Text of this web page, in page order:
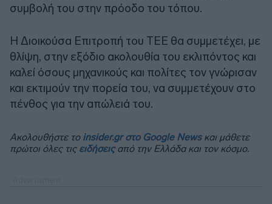
συμβολή του στην πρόοδο του τόπου.
Η Διοικούσα Επιτροπή του ΤΕΕ θα συμμετέχει, με
θλίψη, στην εξόδιο ακολουθία του εκλιπόντος και
καλεί όσους μηχανικούς και πολίτες τον γνώρισαν
και εκτιμούν την πορεία του, να συμμετέχουν στο
πένθος για την απώλειά του.
Ακολουθήστε το insider.gr στο Google Newsκαι μάθετε
πρώτοι όλες τις ειδήσειςαπό την Ελλάδα και τον κόσμο.